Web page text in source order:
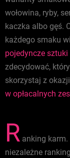
wołowina, ryby,
kaczka albo gęś.
każdego smaku
pojedyncze
zdecydować,
skorzystaj z
w opłacalnych
R anking
niezależne